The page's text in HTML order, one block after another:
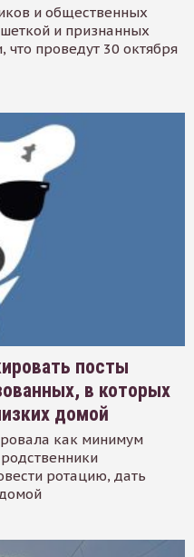
и общественных
и признанных
проведут 30 октября
посты
в которых
домой
как минимум
ротацию, дать